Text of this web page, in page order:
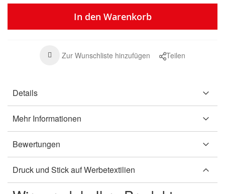
In den Warenkorb
Zur Wunschliste hinzufügen Teilen
Details
Mehr Informationen
Bewertungen
Druck und Stick auf Werbetextilien